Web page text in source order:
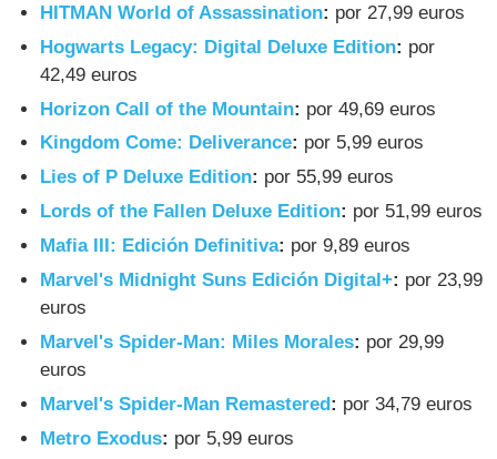
HITMAN World of Assassination: por 27,99 euros
Hogwarts Legacy: Digital Deluxe Edition: por
42,49 euros
Horizon Call of the Mountain: por 49,69 euros
Kingdom Come: Deliverance: por 5,99 euros
Lies of P Deluxe Edition: por 55,99 euros
Lords of the Fallen Deluxe Edition: por 51,99 euros
Mafia III: Edición Definitiva: por 9,89 euros
Marvel's Midnight Suns Edición Digital+: por 23,99
euros
Marvel's Spider-Man: Miles Morales: por 29,99
euros
Marvel's Spider-Man Remastered: por 34,79 euros
Metro Exodus: por 5,99 euros